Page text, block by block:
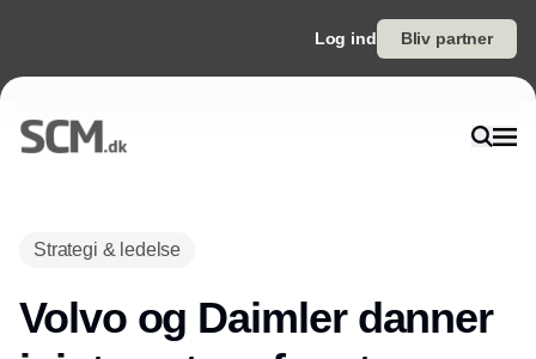
Log ind Bliv partner
Strategi & ledelse
Volvo og Daimler danner